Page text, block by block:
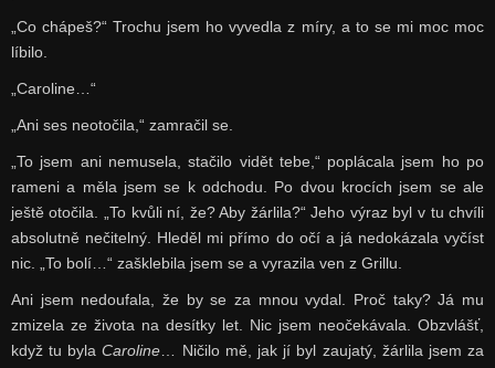
„Co chápeš?“ Trochu jsem ho vyvedla z míry, a to se mi moc moc
líbilo.
„Caroline…“
„Ani ses neotočila,“ zamračil se.
„To jsem ani nemusela, stačilo vidět tebe,“ poplácala jsem ho po
rameni a měla jsem se k odchodu. Po dvou krocích jsem se ale
ještě otočila. „To kvůli ní, že? Aby žárlila?“ Jeho výraz byl v tu chvíli
absolutně nečitelný. Hleděl mi přímo do očí a já nedokázala vyčíst
nic. „To bolí…“ zašklebila jsem se a vyrazila ven z Grillu.
Ani jsem nedoufala, že by se za mnou vydal. Proč taky? Já mu
zmizela ze života na desítky let. Nic jsem neočekávala. Obzvlášť,
když tu bylaCaroline … Ničilo mě, jak jí byl zaujatý, žárlila jsem za